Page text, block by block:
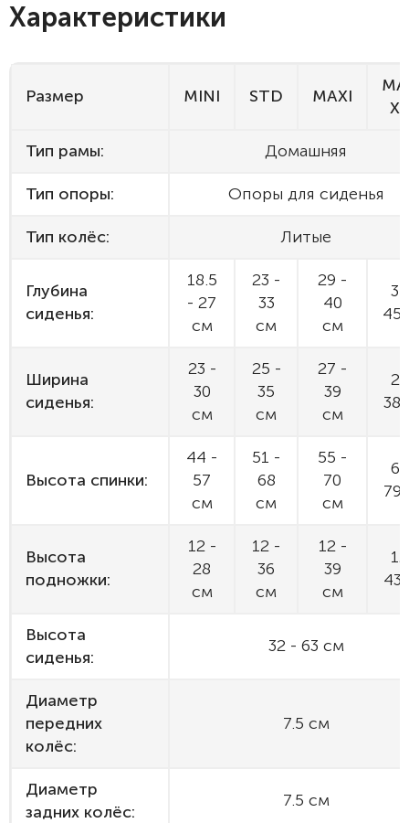
Характеристики
Размер MINI STD MAXI
Тип рамы: Домашняя
Тип опоры: Опоры для сиденья
Тип колёс: Литые
Глубина
сиденья:
18.5
- 27
см
23 -
33
см
29 -
40
см
45
Ширина
сиденья:
23 -
30
см
25 -
35
см
27 -
39
см
38
Высота спинки:
44 -
57
см
51 -
68
см
55 -
70
см
79
Высота
подножки:
12 -
28
см
12 -
36
см
12 -
39
см
43
Высота
сиденья:
32 - 63 см
Диаметр
передних
колёс:
7.5 см
Диаметр
задних колёс:
7.5 см